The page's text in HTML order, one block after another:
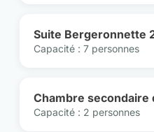
Suite Bergeronnette
Capacité : 7 personnes
Chambre secondaire
Capacité : 2 personnes